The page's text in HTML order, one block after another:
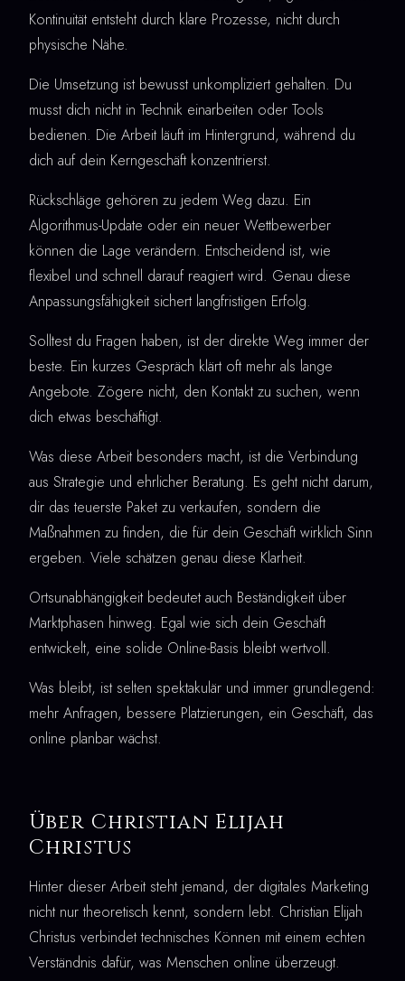
Kontinuität entsteht durch klare Prozesse, nicht durch
physische Nähe.
Die Umsetzung ist bewusst unkompliziert gehalten. Du
musst dich nicht in Technik einarbeiten oder Tools
bedienen. Die Arbeit läuft im Hintergrund, während du
dich auf dein Kerngeschäft konzentrierst.
Rückschläge gehören zu jedem Weg dazu. Ein
Algorithmus-Update oder ein neuer Wettbewerber
können die Lage verändern. Entscheidend ist, wie
flexibel und schnell darauf reagiert wird. Genau diese
Anpassungsfähigkeit sichert langfristigen Erfolg.
Solltest du Fragen haben, ist der direkte Weg immer der
beste. Ein kurzes Gespräch klärt oft mehr als lange
Angebote. Zögere nicht, den Kontakt zu suchen, wenn
dich etwas beschäftigt.
Was diese Arbeit besonders macht, ist die Verbindung
aus Strategie und ehrlicher Beratung. Es geht nicht darum,
dir das teuerste Paket zu verkaufen, sondern die
Maßnahmen zu finden, die für dein Geschäft wirklich Sinn
ergeben. Viele schätzen genau diese Klarheit.
Ortsunabhängigkeit bedeutet auch Beständigkeit über
Marktphasen hinweg. Egal wie sich dein Geschäft
entwickelt, eine solide Online-Basis bleibt wertvoll.
Was bleibt, ist selten spektakulär und immer grundlegend:
mehr Anfragen, bessere Platzierungen, ein Geschäft, das
online planbar wächst.
Über Christian Elijah
Christus
Hinter dieser Arbeit steht jemand, der digitales Marketing
nicht nur theoretisch kennt, sondern lebt. Christian Elijah
Christus verbindet technisches Können mit einem echten
Verständnis dafür, was Menschen online überzeugt.